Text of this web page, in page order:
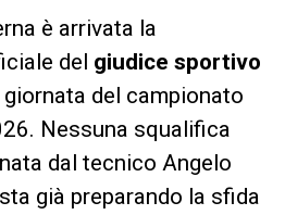
è arrivata la
del giudice sportivo
del campionato
Nessuna squalifica
dal tecnico Angelo
già preparando la sfida